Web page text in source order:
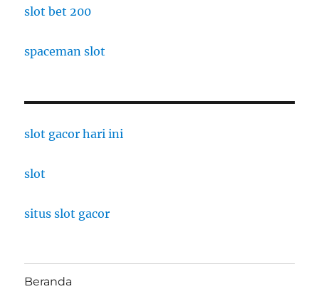
slot bet 200
spaceman slot
slot gacor hari ini
slot
situs slot gacor
Beranda